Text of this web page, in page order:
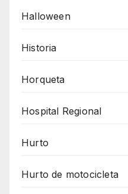
Halloween
Historia
Horqueta
Hospital Regional
Hurto
Hurto de motocicleta